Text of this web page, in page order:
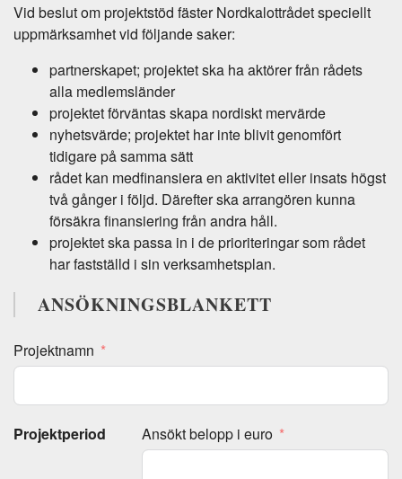
Vid beslut om projektstöd fäster Nordkalottrådet speciellt
uppmärksamhet vid följande saker:
partnerskapet; projektet ska ha aktörer från rådets
alla medlemsländer
projektet förväntas skapa nordiskt mervärde
nyhetsvärde; projektet har inte blivit genomfört
tidigare på samma sätt
rådet kan medfinansiera en aktivitet eller insats högst
två gånger i följd. Därefter ska arrangören kunna
försäkra finansiering från andra håll.
projektet ska passa in i de prioriteringar som rådet
har fastställd i sin verksamhetsplan.
ANSÖKNINGSBLANKETT
Projektnamn
Ansökt belopp i euro
Projektperiod